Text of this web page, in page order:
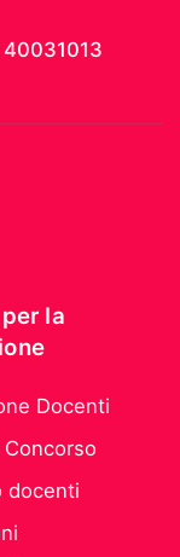
40031013
la
Docenti
docenti